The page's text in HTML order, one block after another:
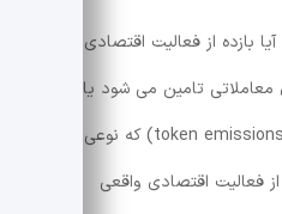
آیا بازده از فعالیت اقتصادی
معاملاتی تامین می شود یا
صرفاً از انتشار توکن (token emissions) که نوعی
فعالیت اقتصادی واقعی